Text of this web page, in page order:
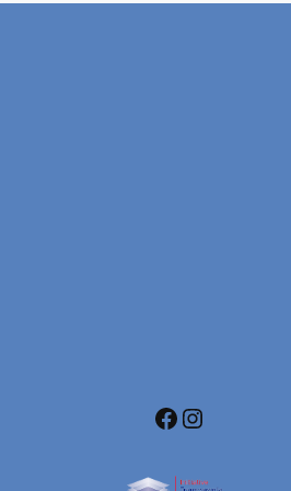
Facebook Instagram